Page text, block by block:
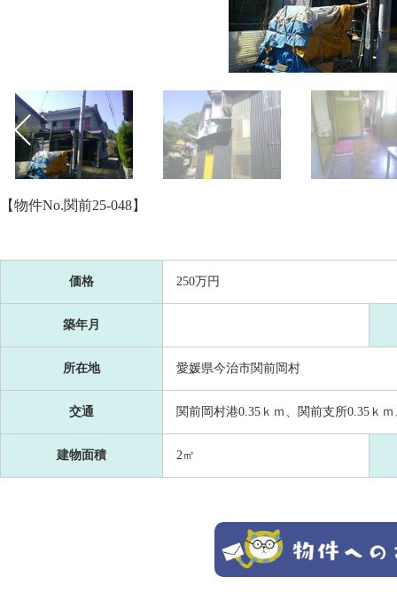
【物件No.関前25-048】
価格 250万円
築年月
所在地 愛媛県今治市関前岡村
交通 関前岡村港0.35ｋｍ、関前支所0.35ｋ
建物面積 2㎡